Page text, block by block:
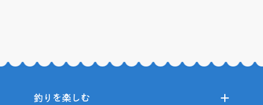
釣りを楽しむ